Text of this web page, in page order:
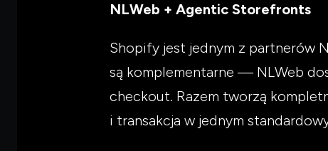
NLWeb + Agentic Storefronts
Shopify jest jednym z partnerów
są komplementarne — NLWeb
checkout. Razem tworzą
i transakcja w jednym